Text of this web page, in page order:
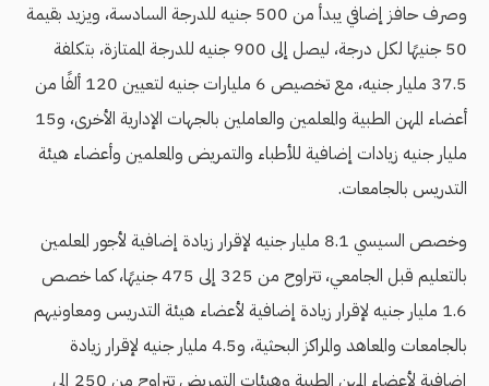
وصرف حافز إضافي يبدأ من 500 جنيه للدرجة السادسة، ويزيد بقيمة
50 جنيهًا لكل درجة، ليصل إلى 900 جنيه للدرجة الممتازة، بتكلفة
37.5 مليار جنيه، مع تخصيص 6 مليارات جنيه لتعيين 120 ألفًا من
أعضاء المهن الطبية والمعلمين والعاملين بالجهات الإدارية الأخرى، و15
مليار جنيه زيادات إضافية للأطباء والتمريض والمعلمين وأعضاء هيئة
التدريس بالجامعات.
وخصص السيسي 8.1 مليار جنيه لإقرار زيادة إضافية لأجور المعلمين
بالتعليم قبل الجامعي، تتراوح من 325 إلى 475 جنيهًا، كما خصص
1.6 مليار جنيه لإقرار زيادة إضافية لأعضاء هيئة التدريس ومعاونيهم
بالجامعات والمعاهد والمراكز البحثية، و4.5 مليار جنيه لإقرار زيادة
إضافية لأعضاء المهن الطبية وهيئات التمريض تتراوح من 250 إلى